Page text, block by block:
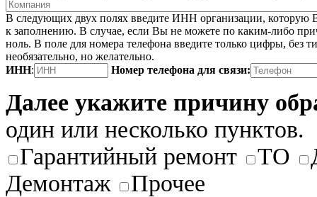
В следующих двух полях введите ИНН организации, которую
к заполнению. В случае, если Вы не можете по каким-либо
ноль. В поле для номера телефона введите только цифры, без
необязательно, но желательно.
ИНН: Номер телефона для связи:
Далее укажите причину
один или несколько пунктов.
Гарантийный ремонт
ТО
Демонтаж
Прочее